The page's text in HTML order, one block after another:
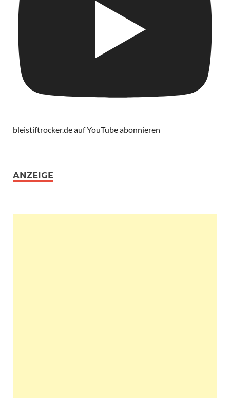
bleistiftrocker.de auf YouTube abonnieren
ANZEIGE